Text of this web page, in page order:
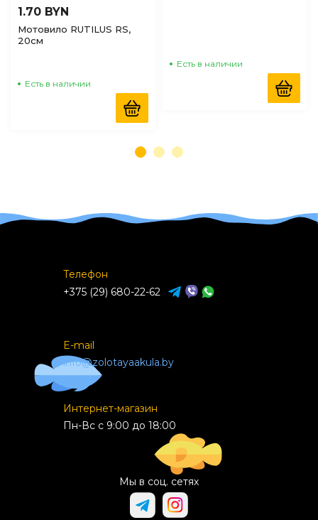
1.70 BYN
Мотовило RUTILUS RS,
20см
Есть в наличии
Есть в наличии
Телефон
+375 (29) 680-22-62
E-mail
info@zolotayaakula.by
Интернет-магазин
Пн-Вс с 9:00 до 18:00
Мы в соц. сетях